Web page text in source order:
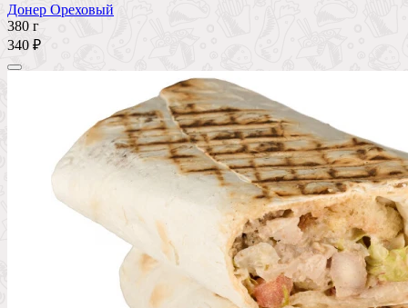
Донер Ореховый
380 г
340 ₽